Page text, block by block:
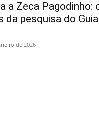
a Zeca Pagodinho:
da pesquisa do
de 2026